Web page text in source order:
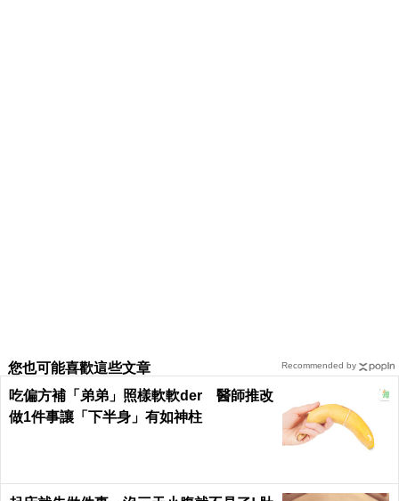
您也可能喜歡這些文章
吃偏方補「弟弟」照樣軟軟der 醫師推改
做1件事讓「下半身」有如神柱
Recommended by